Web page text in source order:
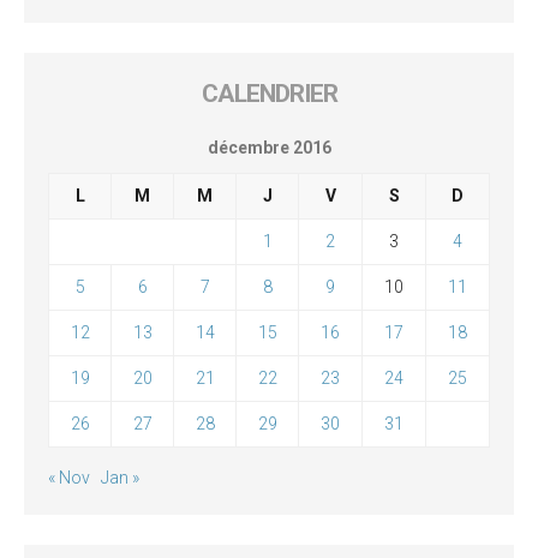
CALENDRIER
décembre 2016
L M M J V S D
1 2 3 4
5 6 7 8 9 10 11
12 13 14 15 16 17 18
19 20 21 22 23 24 25
26 27 28 29 30 31
« Nov Jan »